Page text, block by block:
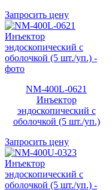
Запросить цену
NM-400L-0621
Инъектор
эндоскопический с
оболочкой (5 шт./уп.)
Запросить цену